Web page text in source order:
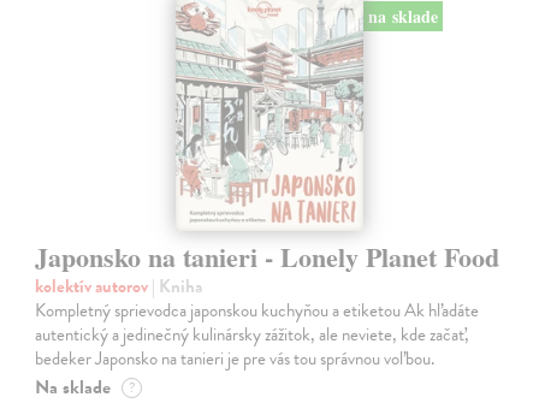
na sklade
Japonsko na tanieri - Lonely Planet Food
kolektív autorov| Kniha
Kompletný sprievodca japonskou kuchyňou a etiketou Ak hľadáte
autentický a jedinečný kulinársky zážitok, ale neviete, kde začať,
bedeker Japonsko na tanieri je pre vás tou správnou voľbou.
Na sklade ?